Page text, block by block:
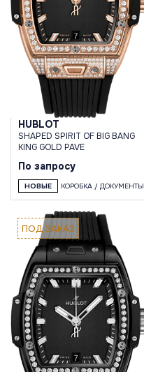
HUBLOT
SHAPED SPIRIT OF BIG BANG
KING GOLD PAVE
По запросу
НОВЫЕ КОРОБКА / ДОКУМЕНТЫ
ПОД ЗАКАЗ